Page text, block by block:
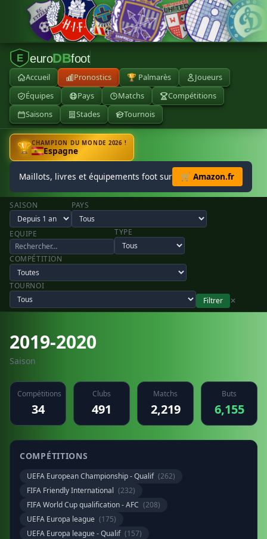
E euroDBfoot
Accueil Pronostics 🏆 Palmarès
Joueurs
Équipes
Pays Matchs
Compétitions
Saisons
Stades Tournois
🏆CHAMPION DU MONDE 2026 !
Espagne
Maillots, livres et équipements foot sur 🛒 Amazon.fr
SAISON PAYS
EQUIPE TYPE
COMPÉTITION
TOURNOI
Filtrer
✕
2019-2020
Saison
Compétitions
34
Clubs
491
Matchs
2,219
Buts
6,155
COMPÉTITIONS
UEFA European Championship - Qualif (262)
FIFA Friendly International (232)
FIFA World Cup qualification - AFC (208)
UEFA Europa league (175)
UEFA Europa league - Qualif (157)